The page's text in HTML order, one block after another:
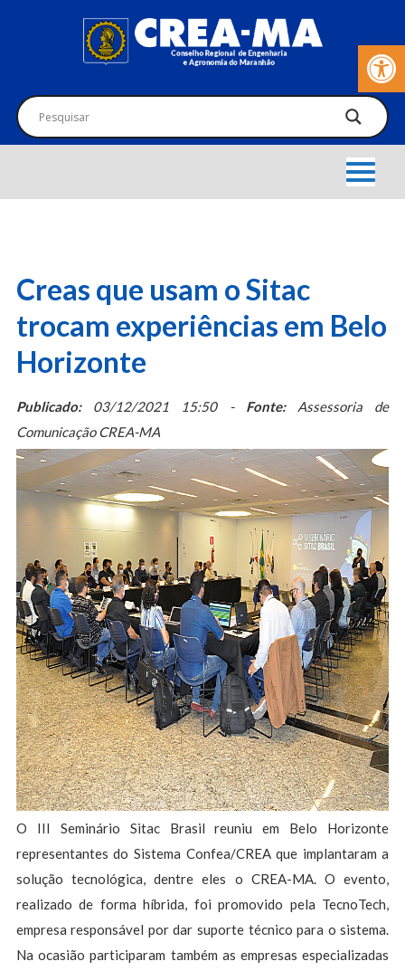
Barra de
Creas que usam o Sitac
trocam experiências em Belo
Horizonte
Publicado:03/12/2021 15:50 - Fonte:Assessoria de
Comunicação CREA-MA
O III Seminário Sitac Brasil reuniu em Belo Horizonte
representantes do Sistema Confea/CREA que implantaram a
solução tecnológica, dentre eles o CREA-MA. O evento,
realizado de forma híbrida, foi promovido pela TecnoTech,
empresa responsável por dar suporte técnico para o sistema.
Na ocasião participaram também as empresas especializadas